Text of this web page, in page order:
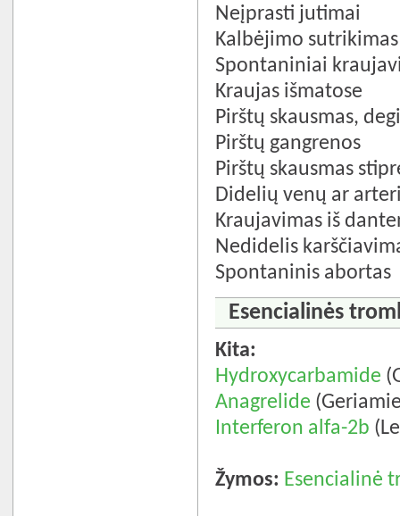
Neįprasti jutimai
Kalbėjimo sutrikimas
Spontaniniai
Kraujas išmatose
Pirštų skausmas,
Pirštų gangrenos
Pirštų skausmas
Didelių venų ar
Kraujavimas iš
Nedidelis
Spontaninis abortas
Esencialinės
Kita:
Hydroxycarbamide
Anagrelide
Interferon alfa-2b
Žymos: Esencialinė